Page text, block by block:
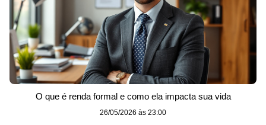
O que é renda formal e como ela impacta sua vida
26/05/2026 às 23:00